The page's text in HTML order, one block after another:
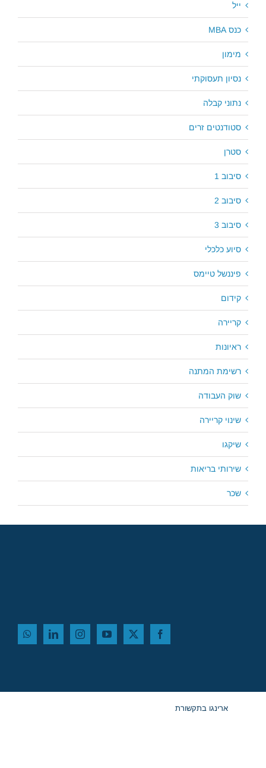
ייל
כנס MBA
מימון
נסיון תעסוקתי
נתוני קבלה
סטודנטים זרים
סטרן
סיבוב 1
סיבוב 2
סיבוב 3
סיוע כלכלי
פיננשל טיימס
קידום
קריירה
ראיונות
רשימת המתנה
שוק העבודה
שינוי קריירה
שיקגו
שירותי בריאות
שכר
ארינגו בתקשורת